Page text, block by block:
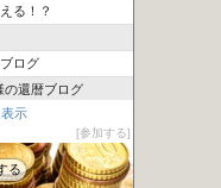
る！？
ログ
の還暦ブログ
一級建築士のブログ
いかた
示
参加する
る